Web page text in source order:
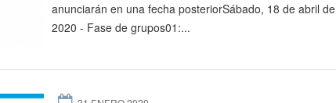
anunciarán en una fecha posteriorSábado, 18 de abril de
2020 - Fase de grupos01:...